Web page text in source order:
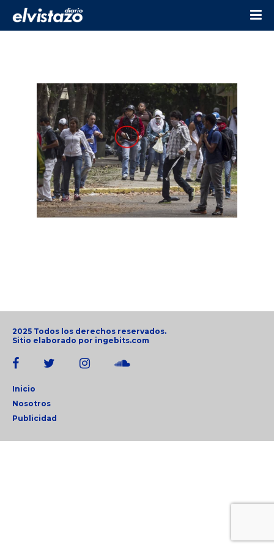
2025 Todos los derechos reservados.
Sitio elaborado por ingebits.com
Inicio
Nosotros
Publicidad